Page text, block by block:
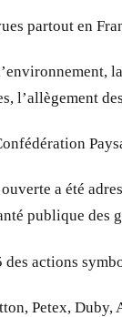
partout en
l’allègement
a été
publique des
actions
Petex,